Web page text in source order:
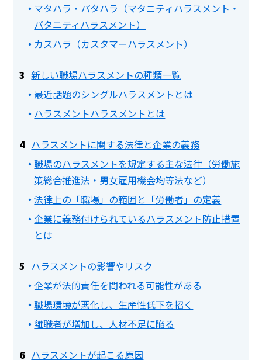
マタハラ・パタハラ（マタニティハラスメント・
パタニティハラスメント）
カスハラ（カスタマーハラスメント）
新しい職場ハラスメントの種類一覧
最近話題のシングルハラスメントとは
ハラスメントハラスメントとは
ハラスメントに関する法律と企業の義務
職場のハラスメントを規定する主な法律（労働施
策総合推進法・男女雇用機会均等法など）
法律上の「職場」の範囲と「労働者」の定義
企業に義務付けられているハラスメント防止措置
とは
ハラスメントの影響やリスク
企業が法的責任を問われる可能性がある
職場環境が悪化し、生産性低下を招く
離職者が増加し、人材不足に陥る
ハラスメントが起こる原因